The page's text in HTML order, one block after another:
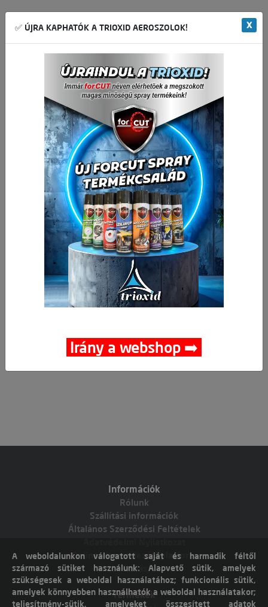
Vízpumpa fogó CrV
• Speciális érdesített festés
• Speciális festés miatt csúszásbiztos markolat
• Anyagösszetétel Chrome-Vanadium
1 568,50 Ft
Bruttó ár: 1 992,00 Ft
Vissza a kategóriába: Vízpumpa fogó
Mennyiség
+ db Kosárba
Cikkszám:040401-0072
Információk
Rólunk
Szállítási információk
Általános Szerződési Feltételek
Online vitarendezési platform
Elállás
Termékek
A weboldalunkon válogatott saját és harmadik féltől
származó sütiket használunk: Alapvető sütik, amelyek
szükségesek a weboldal használatához; funkcionális sütik,
amelyek könnyebben használhatók a weboldal használatakor;
teljesítmény-sütik, amelyeket összesített adatok
✅ ÚJRA KAPHATÓK A TRIOXID AEROSZOLOK! X
Irány a webshop ➡️